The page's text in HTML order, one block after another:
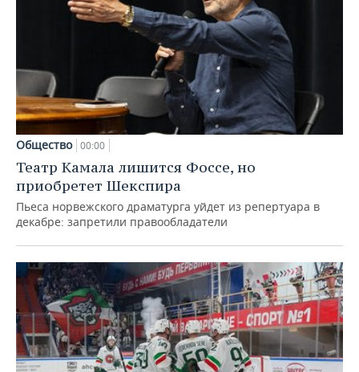
Общество 00:00
Театр Камала лишится Фоссе, но
приобретет Шекспира
Пьеса норвежского драматурга уйдет из репертуара в
декабре: запретили правообладатели